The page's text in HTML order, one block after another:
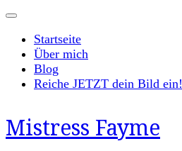
Startseite
Über mich
Blog
Reiche JETZT dein Bild ein!
Mistress Fayme